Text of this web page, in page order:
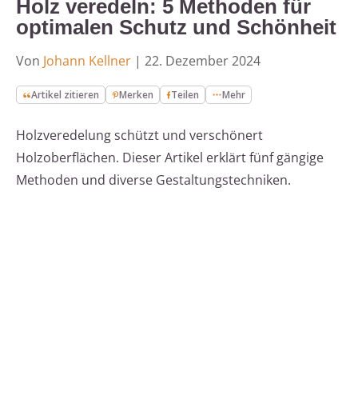
Holz veredeln: 5 Methoden für
optimalen Schutz und Schönheit
Von Johann Kellner | 22. Dezember 2024
Artikel zitieren Merken Teilen Mehr
Holzveredelung schützt und verschönert
Holzoberflächen. Dieser Artikel erklärt fünf gängige
Methoden und diverse Gestaltungstechniken.